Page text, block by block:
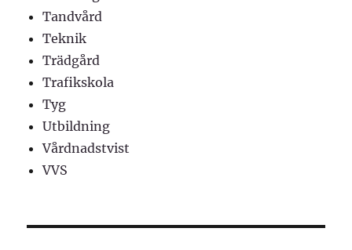
Tandvård
Teknik
Trädgård
Trafikskola
Tyg
Utbildning
Vårdnadstvist
VVS